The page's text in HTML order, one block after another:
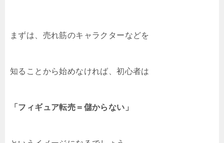
まずは、売れ筋のキャラクターなどを
知ることから始めなければ、初心者は
「フィギュア転売＝儲からない」